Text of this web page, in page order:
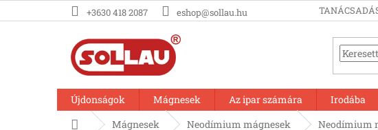
a
+3630 418 2087 eshop@sollau.hu
Újdonságok Mágnesek Az ipar számára Irodába
KezdőlapMágnesek Neodímium mágnesek Neodímium